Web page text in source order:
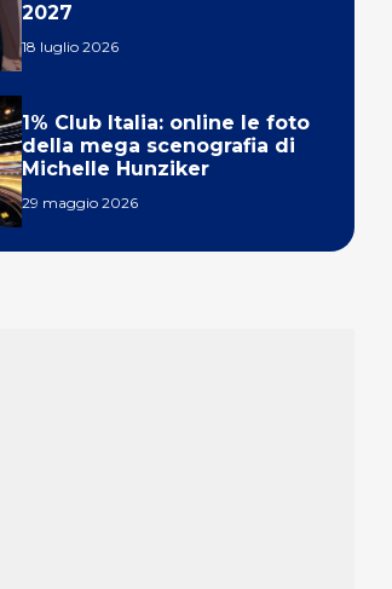
2027
18 luglio 2026
1% Club Italia: online le foto
della mega scenografia di
Michelle Hunziker
29 maggio 2026